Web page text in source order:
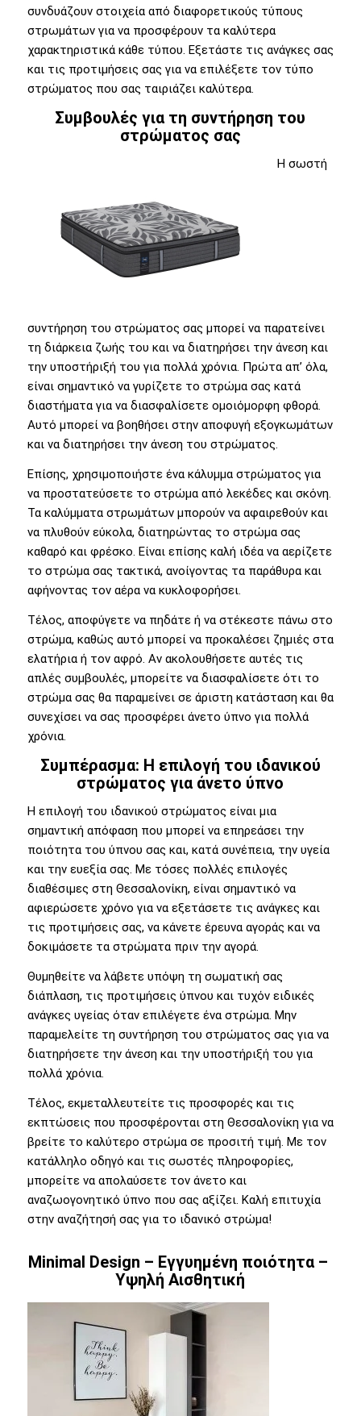
συνδυάζουν στοιχεία από διαφορετικούς τύπους
στρωμάτων για να προσφέρουν τα καλύτερα
χαρακτηριστικά κάθε τύπου. Εξετάστε τις ανάγκες σας
και τις προτιμήσεις σας για να επιλέξετε τον τύπο
στρώματος που σας ταιριάζει καλύτερα.
Συμβουλές για τη συντήρηση του
στρώματος σας
Η σωστή
συντήρηση του στρώματος σας μπορεί να παρατείνει
τη διάρκεια ζωής του και να διατηρήσει την άνεση και
την υποστήριξή του για πολλά χρόνια. Πρώτα απ’ όλα,
είναι σημαντικό να γυρίζετε το στρώμα σας κατά
διαστήματα για να διασφαλίσετε ομοιόμορφη φθορά.
Αυτό μπορεί να βοηθήσει στην αποφυγή εξογκωμάτων
και να διατηρήσει την άνεση του στρώματος.
Επίσης, χρησιμοποιήστε ένα κάλυμμα στρώματος για
να προστατεύσετε το στρώμα από λεκέδες και σκόνη.
Τα καλύμματα στρωμάτων μπορούν να αφαιρεθούν και
να πλυθούν εύκολα, διατηρώντας το στρώμα σας
καθαρό και φρέσκο. Είναι επίσης καλή ιδέα να αερίζετε
το στρώμα σας τακτικά, ανοίγοντας τα παράθυρα και
αφήνοντας τον αέρα να κυκλοφορήσει.
Τέλος, αποφύγετε να πηδάτε ή να στέκεστε πάνω στο
στρώμα, καθώς αυτό μπορεί να προκαλέσει ζημιές στα
ελατήρια ή τον αφρό. Αν ακολουθήσετε αυτές τις
απλές συμβουλές, μπορείτε να διασφαλίσετε ότι το
στρώμα σας θα παραμείνει σε άριστη κατάσταση και θα
συνεχίσει να σας προσφέρει άνετο ύπνο για πολλά
χρόνια.
Συμπέρασμα: Η επιλογή του ιδανικού
στρώματος για άνετο ύπνο
Η επιλογή του ιδανικού στρώματος είναι μια
σημαντική απόφαση που μπορεί να επηρεάσει την
ποιότητα του ύπνου σας και, κατά συνέπεια, την υγεία
και την ευεξία σας. Με τόσες πολλές επιλογές
διαθέσιμες στη Θεσσαλονίκη, είναι σημαντικό να
αφιερώσετε χρόνο για να εξετάσετε τις ανάγκες και
τις προτιμήσεις σας, να κάνετε έρευνα αγοράς και να
δοκιμάσετε τα στρώματα πριν την αγορά.
Θυμηθείτε να λάβετε υπόψη τη σωματική σας
διάπλαση, τις προτιμήσεις ύπνου και τυχόν ειδικές
ανάγκες υγείας όταν επιλέγετε ένα στρώμα. Μην
παραμελείτε τη συντήρηση του στρώματος σας για να
διατηρήσετε την άνεση και την υποστήριξή του για
πολλά χρόνια.
Τέλος, εκμεταλλευτείτε τις προσφορές και τις
εκπτώσεις που προσφέρονται στη Θεσσαλονίκη για να
βρείτε το καλύτερο στρώμα σε προσιτή τιμή. Με τον
κατάλληλο οδηγό και τις σωστές πληροφορίες,
μπορείτε να απολαύσετε τον άνετο και
αναζωογονητικό ύπνο που σας αξίζει. Καλή επιτυχία
στην αναζήτησή σας για το ιδανικό στρώμα!
Minimal Design – Εγγυημένη ποιότητα –
Υψηλή Αισθητική